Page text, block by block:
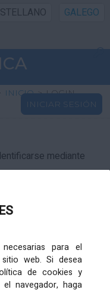
para el
web. Si desea
de cookies y
navegador, haga
GALEGO
> INICIO > LOGIN
INICIAR SESIÓN
mediante